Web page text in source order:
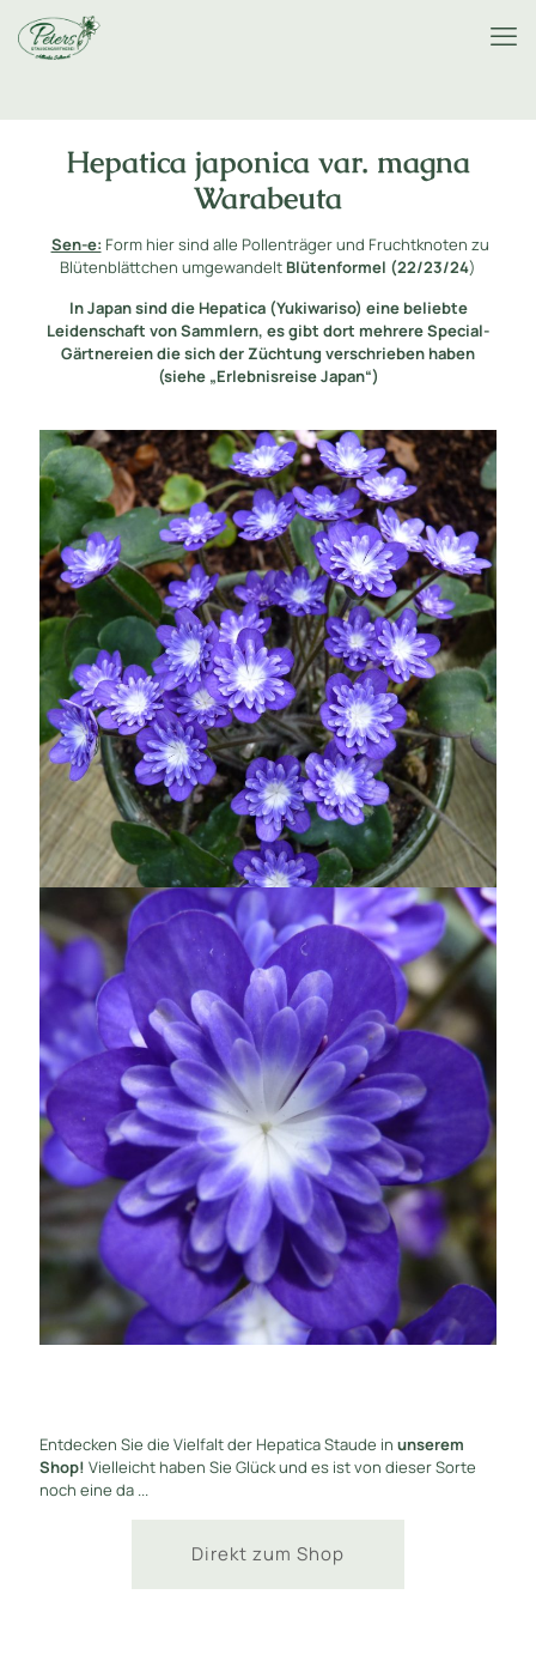
Hepatica japonica var. magna
Warabeuta
Sen-e: Form hier sind alle Pollenträger und Fruchtknoten zu
Blütenblättchen umgewandelt Blütenformel (22/23/24)
In Japan sind die Hepatica (Yukiwariso) eine beliebte
Leidenschaft von Sammlern, es gibt dort mehrere Special-
Gärtnereien die sich der Züchtung verschrieben haben
(siehe „Erlebnisreise Japan“)
Entdecken Sie die Vielfalt der Hepatica Staude in unserem
Shop! Vielleicht haben Sie Glück und es ist von dieser Sorte
noch eine da ...
Direkt zum Shop